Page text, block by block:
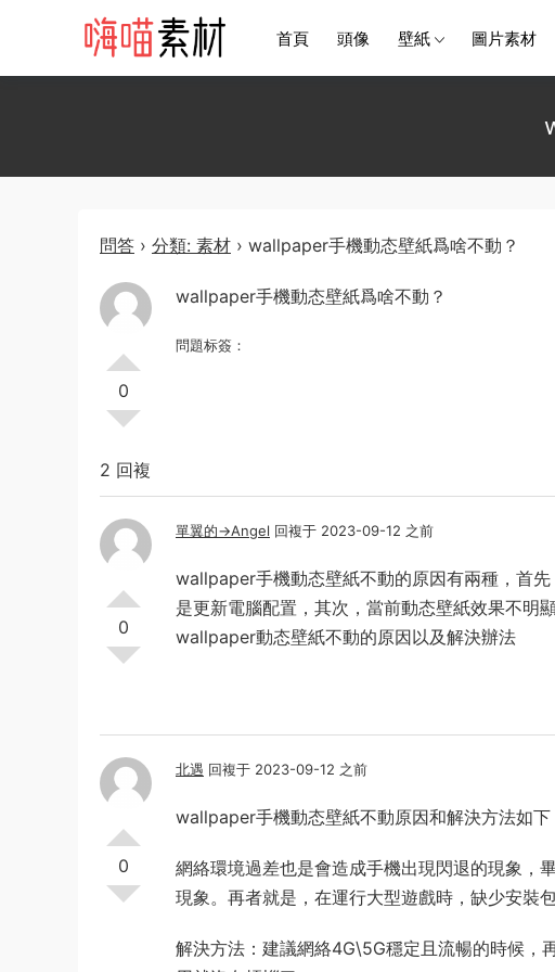
首頁 頭像 壁紙 圖片素材
問答 › 分類: 素材 › wallpaper手機動态壁紙爲啥不動？
0
wallpaper手機動态壁紙爲啥不動？
問題标簽：
2 回複
0
單翼的→Angel 回複于 2023-09-12 之前
wallpaper手機動态壁紙不動的原因有兩種，首
是更新電腦配置，其次，當前動态壁紙效果不明
wallpaper動态壁紙不動的原因以及解決辦法
0
北遇 回複于 2023-09-12 之前
wallpaper手機動态壁紙不動原因和解決方法如下
網絡環境過差也是會造成手機出現閃退的現象，
現象。再者就是，在運行大型遊戲時，缺少安裝
解決方法：建議網絡4G\5G穩定且流暢的時候，